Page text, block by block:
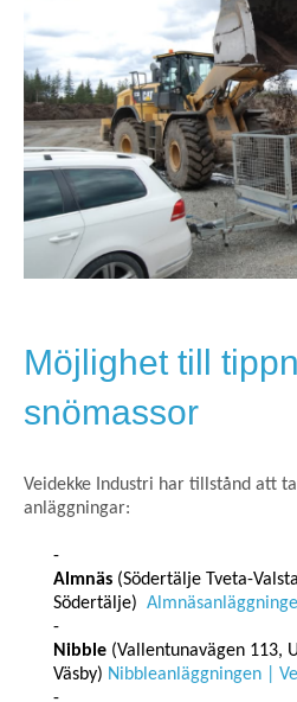
Möjlighet till
snömassor
Veidekke Industri har tillstånd att
anläggningar:
Almnäs (Södertälje Tveta-
Södertälje)
Nibble (Vallentunavägen 113,
Väsby) Nibbleanläggningen |